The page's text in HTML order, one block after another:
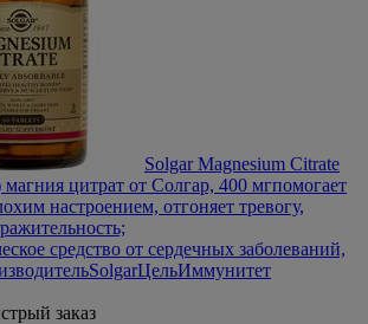
Solgar Magnesium Citrate
магния цитрат от Солгар, 400 мгпомогает
настроением, отгоняет тревогу,
средство от сердечных заболеваний,
SolgarЦельИммунитет
заказ